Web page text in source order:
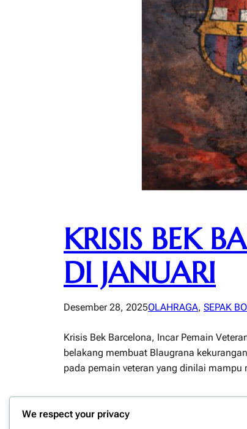
KRISIS BEK
DI JANUARI
Desember 28, 2025OLAHRAGA, SEPAK
Krisis Bek Barcelona, Incar Pemain
belakang membuat Blaugrana
pada pemain veteran yang dinilai
We respect your privacy